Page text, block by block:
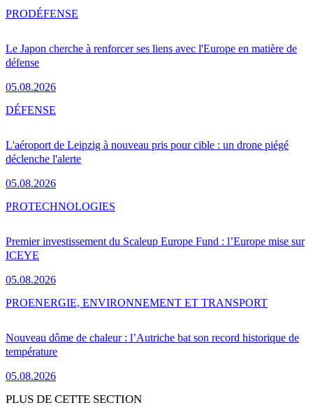
Le Japon cherche à renforcer ses liens avec l'Europe en matière de
défense
05.08.2026
PRODÉFENSE
L'aéroport de Leipzig à nouveau pris pour cible : un drone piégé
déclenche l'alerte
05.08.2026
DÉFENSE
Premier investissement du Scaleup Europe Fund : l’Europe mise sur
ICEYE
05.08.2026
PROTECHNOLOGIES
Nouveau dôme de chaleur : l’Autriche bat son record historique de
température
05.08.2026
PROENERGIE, ENVIRONNEMENT ET TRANSPORT
PLUS DE CETTE SECTION